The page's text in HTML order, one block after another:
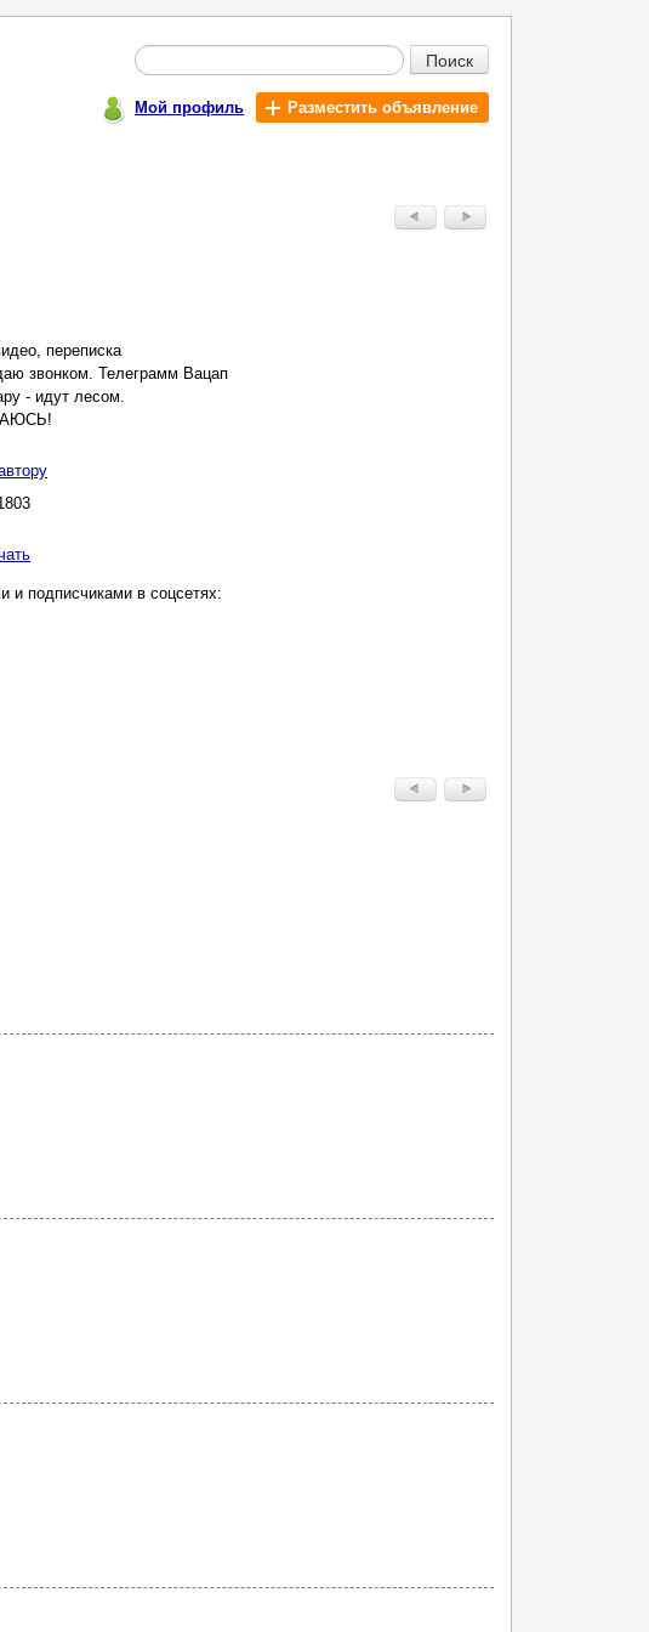
Поиск
Мой профиль Разместить объявление
переписка
звонком. Teлегpaмм Вацап
- идут лесом.
и подписчиками в соцсетях: